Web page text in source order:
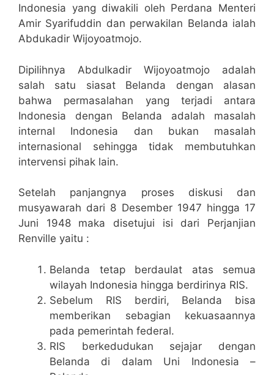
Indonesia yang diwakili oleh Perdana Menteri
Amir Syarifuddin dan perwakilan Belanda ialah
Abdukadir Wijoyoatmojo.
Dipilihnya Abdulkadir Wijoyoatmojo adalah
salah satu siasat Belanda dengan alasan
bahwa permasalahan yang terjadi antara
Indonesia dengan Belanda adalah masalah
internal Indonesia dan bukan masalah
internasional sehingga tidak membutuhkan
intervensi pihak lain.
Setelah panjangnya proses diskusi dan
musyawarah dari 8 Desember 1947 hingga 17
Juni 1948 maka disetujui isi dari Perjanjian
Renville yaitu :
Belanda tetap berdaulat atas semua
wilayah Indonesia hingga berdirinya RIS.
Sebelum RIS berdiri, Belanda bisa
memberikan sebagian kekuasaannya
pada pemerintah federal.
RIS berkedudukan sejajar dengan
Belanda di dalam Uni Indonesia –